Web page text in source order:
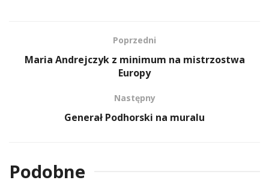
Poprzedni
Maria Andrejczyk z minimum na mistrzostwa
Europy
Następny
Generał Podhorski na muralu
Podobne